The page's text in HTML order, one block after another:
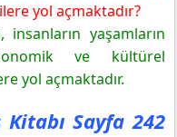
yol açmaktadır?
insanların yaşamların
ve kültürel
yol açmaktadır.
Kitabı Sayfa 242